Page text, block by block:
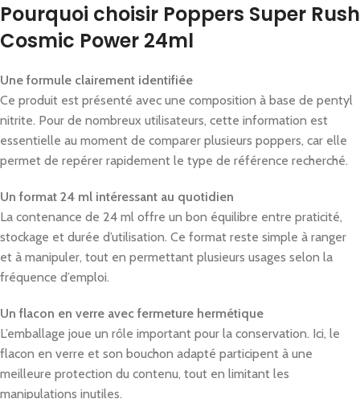
Pourquoi choisir Poppers Super Rush
Cosmic Power 24ml
Une formule clairement identifiée
Ce produit est présenté avec une composition à base de pentyl
nitrite. Pour de nombreux utilisateurs, cette information est
essentielle au moment de comparer plusieurs poppers, car elle
permet de repérer rapidement le type de référence recherché.
Un format 24 ml intéressant au quotidien
La contenance de 24 ml offre un bon équilibre entre praticité,
stockage et durée d’utilisation. Ce format reste simple à ranger
et à manipuler, tout en permettant plusieurs usages selon la
fréquence d’emploi.
Un flacon en verre avec fermeture hermétique
L’emballage joue un rôle important pour la conservation. Ici, le
flacon en verre et son bouchon adapté participent à une
meilleure protection du contenu, tout en limitant les
manipulations inutiles.